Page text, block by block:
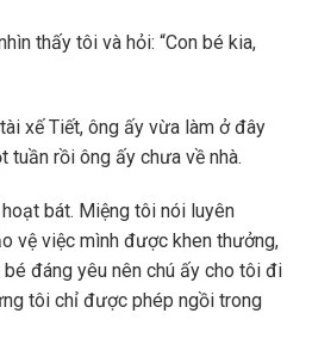
thấy tôi và hỏi: “Con bé kia,
xế Tiết, ông ấy vừa làm ở đây
tuần rồi ông ấy chưa về nhà.
bát. Miệng tôi nói luyên
vệ việc mình được khen thưởng,
đáng yêu nên chú ấy cho tôi đi
tôi chỉ được phép ngồi trong